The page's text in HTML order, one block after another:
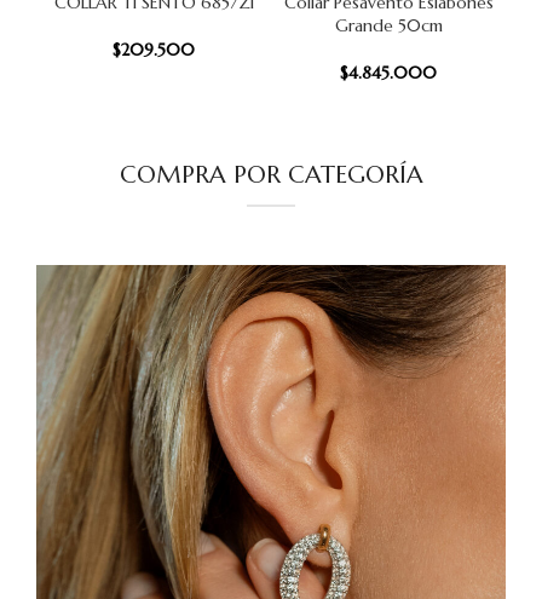
$209.500
Grande 50cm
$4.845.000
COMPRA POR CATEGORÍA